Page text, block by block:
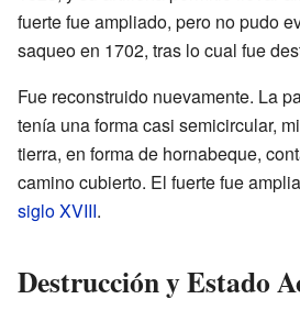
fuerte fue ampliado, pero no pudo
saqueo en 1702, tras lo cual fue
Fue reconstruido nuevamente. La
tenía una forma casi semicircular,
tierra, en forma de hornabeque,
camino cubierto. El fuerte fue
siglo XVIII.
Destrucción y Estado